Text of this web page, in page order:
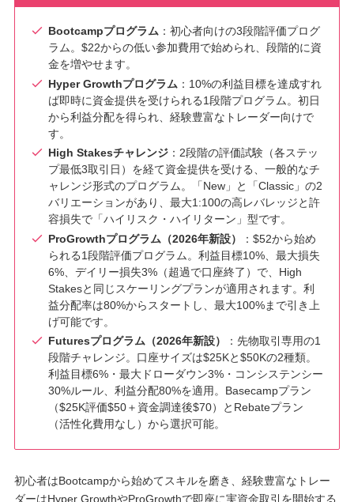
Bootcampプログラム：初心者向けの3段階評価プログ
ラム。$22からの低い参加費用で始められ、段階的に資
金を増やせます。
Hyper Growthプログラム ：10%の利益目標を達成すれ
ば即時に資金提供を受けられる1段階プログラム。初日
から利益分配を得られ、経験豊富なトレーダー向けで
す。
High Stakesチャレンジ：2段階の評価試験（各ステッ
プ最低3取引日）を経て資金提供を受ける、一般的なチ
ャレンジ形式のプログラム。「New」と「Classic」の2
バリエーションがあり、最大1:100の高レバレッジと許
容損失で「ハイリスク・ハイリターン」型です。
ProGrowthプログラム（2026年新設）
：$52から始め
られる1段階評価プログラム。利益目標10%、最大損失
6%、デイリー損失3%（超過で口座終了）で、High
Stakesと同じスケーリングプランが適用されます。利
益分配率は80%からスタートし、最大100%まで引き上
げ可能です。
Futuresプログラム（2026年新設）
：先物取引専用の1
段階チャレンジ。口座サイズは$25Kと$50Kの2種類。
利益目標6%・最大ドローダウン3%・コンシステンシー
30%ルール、利益分配80%を適用。Basecampプラン
（$25K評価$50＋資金調達後$70）とRebateプラン
（活性化費用なし）から選択可能。
初心者はBootcampから始めてスキルを磨き、経験豊富なトレー
ダーはHyper GrowthやProGrowthで即座に実資金取引を開始する